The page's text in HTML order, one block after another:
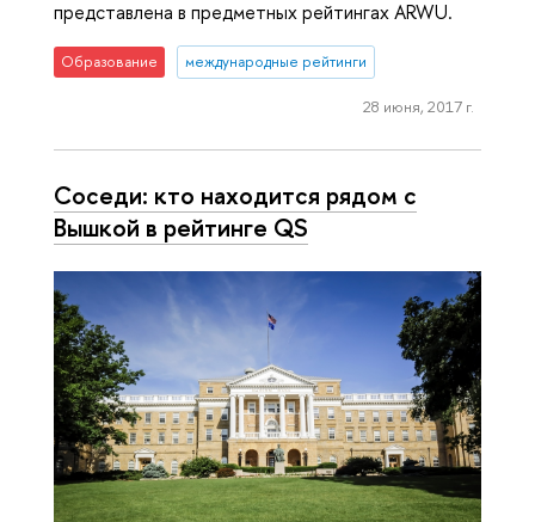
представлена в предметных рейтингах ARWU.
Образование международные рейтинги
28 июня, 2017 г.
Соседи: кто находится рядом с
Вышкой в рейтинге QS